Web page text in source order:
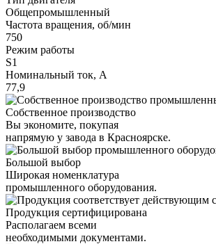
Общепромышленный
Частота вращения, об/мин
750
Режим работы
S1
Номинальный ток, А
77,9
Собственное производство
Вы экономите, покупая
напрямую у завода в Красноярске.
Большой выбор
Широкая номенклатура
промышленного оборудования.
Продукция сертифицирована
Располагаем всеми
необходимыми документами.